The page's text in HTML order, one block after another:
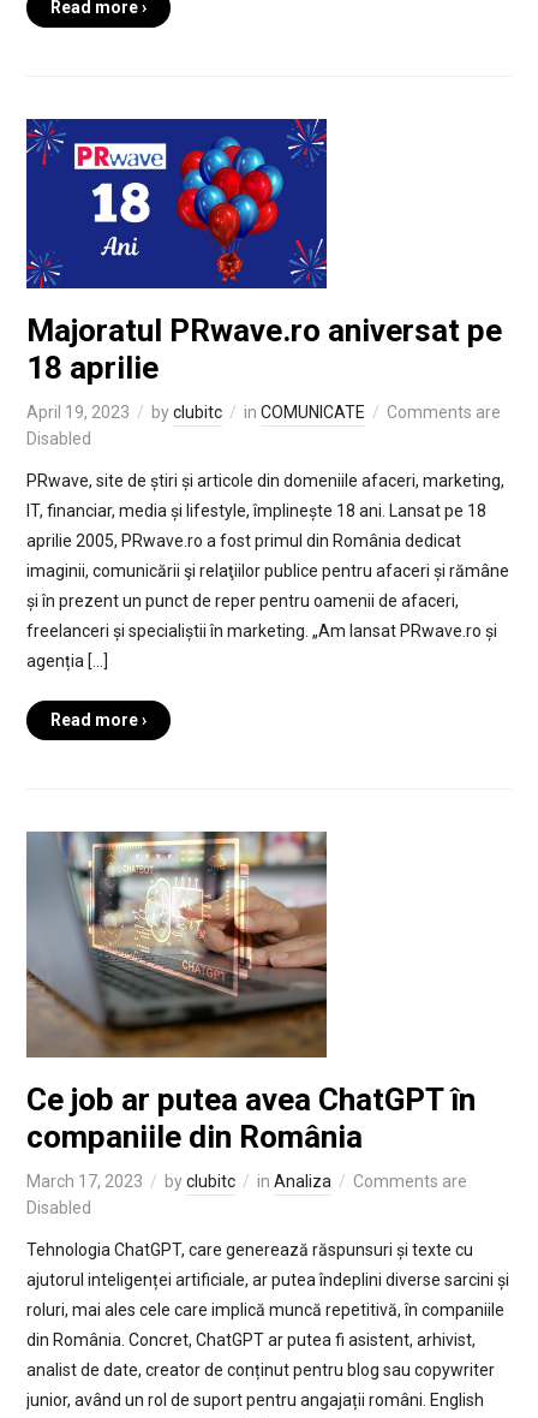
Read more ›
Majoratul PRwave.ro aniversat pe
18 aprilie
April 19, 2023 byclubitc in COMUNICATE
Comments are
Disabled
PRwave, site de știri și articole din domeniile afaceri, marketing,
IT, financiar, media și lifestyle, împlinește 18 ani. Lansat pe 18
aprilie 2005, PRwave.ro a fost primul din România dedicat
imaginii, comunicării şi relaţiilor publice pentru afaceri și rămâne
și în prezent un punct de reper pentru oamenii de afaceri,
freelanceri și specialiștii în marketing. „Am lansat PRwave.ro și
agenția […]
Read more ›
Ce job ar putea avea ChatGPT în
companiile din România
March 17, 2023 byclubitc in Analiza
Comments are
Disabled
Tehnologia ChatGPT, care generează răspunsuri și texte cu
ajutorul inteligenței artificiale, ar putea îndeplini diverse sarcini și
roluri, mai ales cele care implică muncă repetitivă, în companiile
din România. Concret, ChatGPT ar putea fi asistent, arhivist,
analist de date, creator de conținut pentru blog sau copywriter
junior, având un rol de suport pentru angajații români. English